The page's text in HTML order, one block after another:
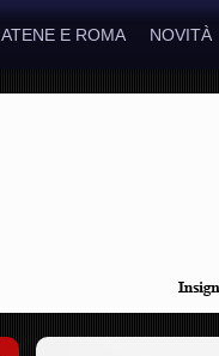
ATENE E ROMA NOVITÀ